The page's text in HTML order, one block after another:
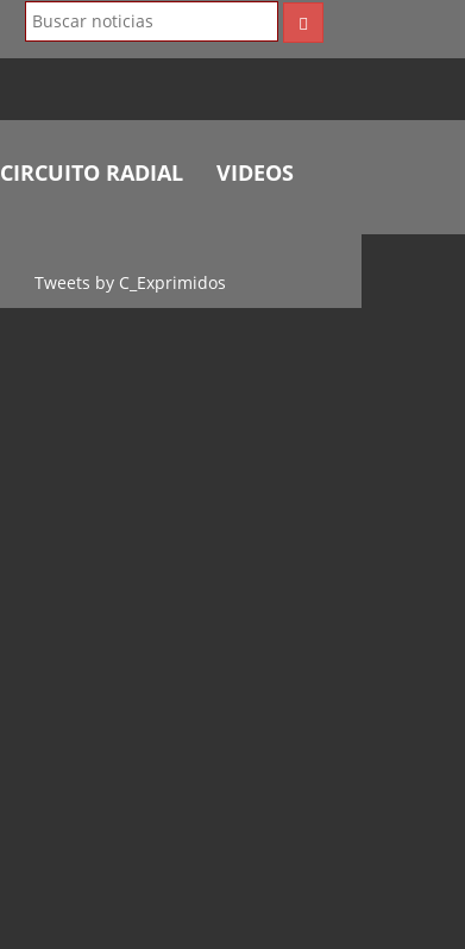
CIRCUITO RADIAL VIDEOS
Tweets by C_Exprimidos